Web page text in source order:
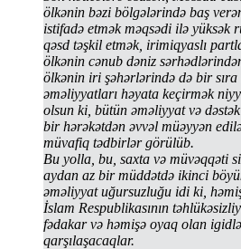
ölkənin bəzi bölgələrində baş
istifadə etmək məqsədi ilə yüksək
qəsd təşkil etmək, irimiqyaslı
ölkənin cənub dəniz
ölkənin iri şəhərlərində də bir
əməliyyatları həyata keçirmək
olsun ki, bütün əməliyyat və
bir hərəkətdən əvvəl müəyyən
müvafiq tədbirlər görülüb.
Bu yolla, bu, saxta və müvəqqəti
aydan az bir müddətdə ikinci
əməliyyat uğursuzluğu idi ki,
İslam Respublikasının
fədakar və həmişə oyaq olan
qarşılaşacaqlar.